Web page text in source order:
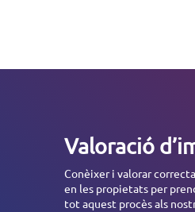
Valoració
Conèixer i valorar
en les propietats per
tot aquest procès als